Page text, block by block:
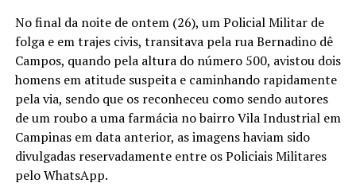
No final da noite de ontem (26), um Policial Militar de
folga e em trajes civis, transitava pela rua Bernadino dê
Campos, quando pela altura do número 500, avistou dois
homens em atitude suspeita e caminhando rapidamente
pela via, sendo que os reconheceu como sendo autores
de um roubo a uma farmácia no bairro Vila Industrial em
Campinas em data anterior, as imagens haviam sido
divulgadas reservadamente entre os Policiais Militares
pelo WhatsApp.